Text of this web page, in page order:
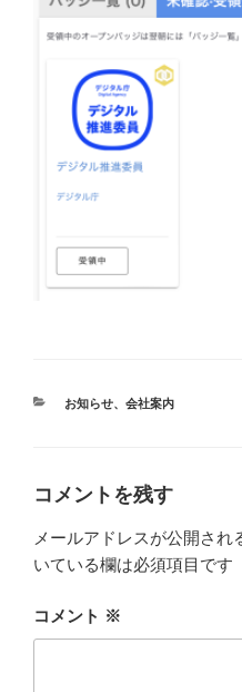
カ
お知らせ、 会社案内
コメントを残す
メールアドレスが公開され
いている欄は必須項目です
コメント ※